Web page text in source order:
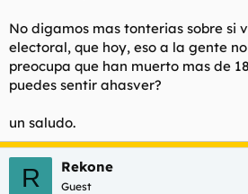
No digamos mas tonterias sobre si
electoral, que hoy, eso a la gente
preocupa que han muerto mas de
puedes sentir ahasver?
un saludo.
R Rekone
Guest